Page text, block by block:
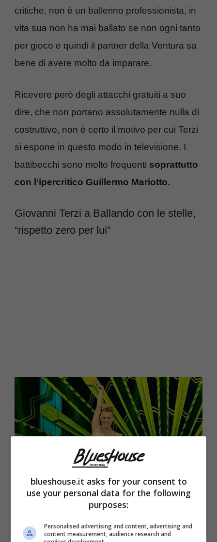
critiche, non è un ballerino professionista, in
vita sua non ha mai ballato se non ogni tanto
per gioco e quindi il partner della Ventura sa
bene di avere molto da imparare.
Ricevere però degli attacchi gratuiti a suo
dire, che non portano assolutamente nulla di
costruttivo, non è certo il motivo per cui Terzi
si espone in questo modo in televisione. I
battibecchi sono molto frequenti soprattutto
con l’ipercritico Guillermo Mariotto.
Giovanni Terzi a Ballando con le stelle,
“rispetto zero per lui”
Giada Lini e Giovanni Terzi (Blueshouse.it)
blueshouse.it asks for your consent to
use your personal data for the following
purposes:
Personalised advertising and content, advertising and
content measurement, audience research and